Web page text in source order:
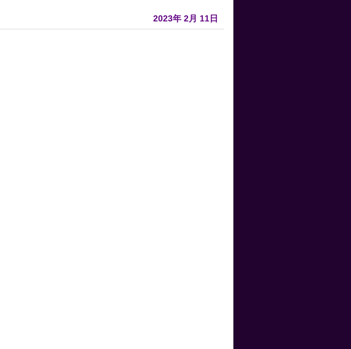
2023年 2月 11日